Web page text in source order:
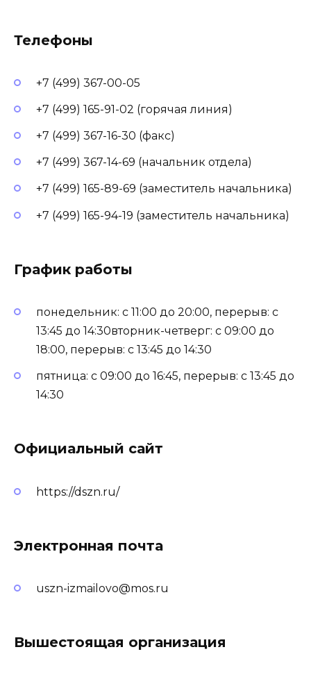
Телефоны
+7 (499) 367-00-05
+7 (499) 165-91-02 (горячая линия)
+7 (499) 367-16-30 (факс)
+7 (499) 367-14-69 (начальник отдела)
+7 (499) 165-89-69 (заместитель начальника)
+7 (499) 165-94-19 (заместитель начальника)
График работы
понедельник: с 11:00 до 20:00, перерыв: с
13:45 до 14:30вторник-четверг: с 09:00 до
18:00, перерыв: с 13:45 до 14:30
пятница: с 09:00 до 16:45, перерыв: с 13:45 до
14:30
Официальный сайт
https://dszn.ru/
Электронная почта
uszn-izmailovo@mos.ru
Вышестоящая организация